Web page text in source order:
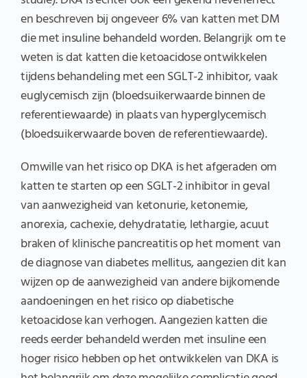
en beschreven bij ongeveer 6% van katten met DM
die met insuline behandeld worden. Belangrijk om te
weten is dat katten die ketoacidose ontwikkelen
tijdens behandeling met een SGLT-2 inhibitor, vaak
euglycemisch zijn (bloedsuikerwaarde binnen de
referentiewaarde) in plaats van hyperglycemisch
(bloedsuikerwaarde boven de referentiewaarde).
Omwille van het risico op DKA is het afgeraden om
katten te starten op een SGLT-2 inhibitor in geval
van aanwezigheid van ketonurie, ketonemie,
anorexia, cachexie, dehydratatie, lethargie, acuut
braken of klinische pancreatitis op het moment van
de diagnose van diabetes mellitus, aangezien dit kan
wijzen op de aanwezigheid van andere bijkomende
aandoeningen en het risico op diabetische
ketoacidose kan verhogen. Aangezien katten die
reeds eerder behandeld werden met insuline een
hoger risico hebben op het ontwikkelen van DKA is